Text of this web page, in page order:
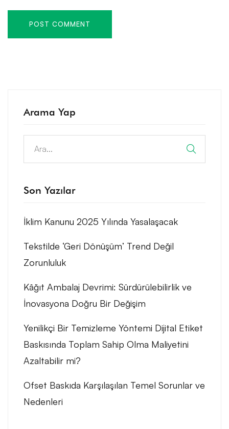
Arama Yap
Son Yazılar
İklim Kanunu 2025 Yılında Yasalaşacak
Tekstilde ‘Geri Dönüşüm’ Trend Değil
Zorunluluk
Kâğıt Ambalaj Devrimi: Sürdürülebilirlik ve
İnovasyona Doğru Bir Değişim
Yenilikçi Bir Temizleme Yöntemi Dijital Etiket
Baskısında Toplam Sahip Olma Maliyetini
Azaltabilir mi?
Ofset Baskıda Karşılaşılan Temel Sorunlar ve
Nedenleri